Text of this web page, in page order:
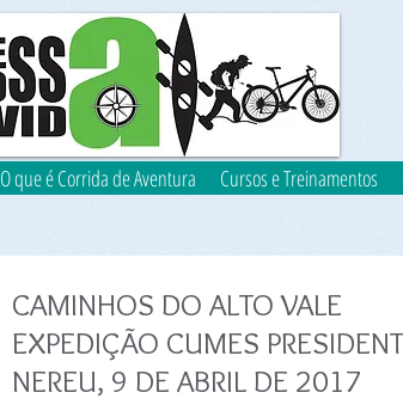
O que é Corrida de Aventura Cursos e Treinamentos
CAMINHOS DO ALTO VALE
EXPEDIÇÃO CUMES PRESIDENTE
NEREU, 9 DE ABRIL DE 2017